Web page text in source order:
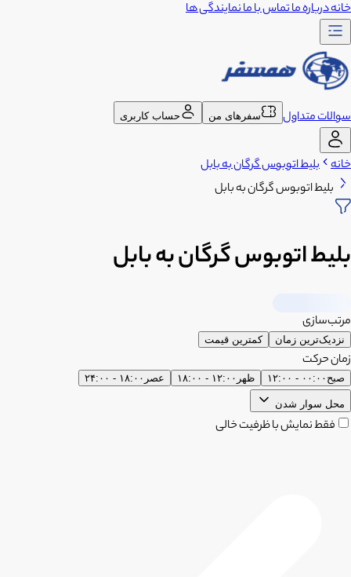
خانهدرباره ماتماس با مانمایندگی ها
سوالات متداول سفرهای من حساب کاربری
خانه بلیط اتوبوس گرگان به بابل
بلیط اتوبوس گرگان به بابل
بلیط اتوبوس گرگان به بابل
مرتب‌سازی
نزدیک‌ترین زمان کمترین قیمت
زمان حرکت
صبح ۰۰:۰۰ - ۱۲:۰۰ ظهر ۱۲:۰۰ - ۱۸:۰۰ عصر ۱۸:۰۰ - ۲۴:۰۰
محل سوار شدن
فقط نمایش با ظرفیت خالی